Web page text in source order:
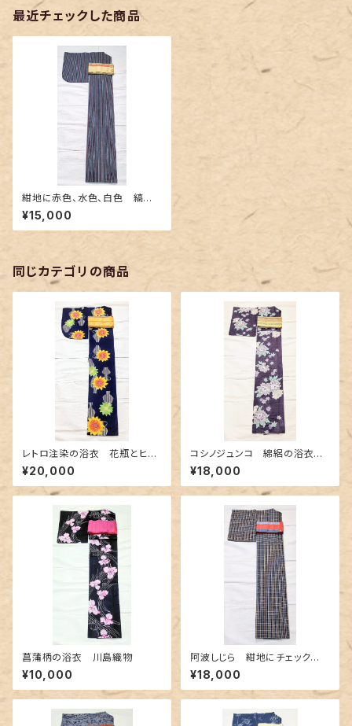
最近チェックした商品
紺地に赤色、水色、白色 縞柄
の阿波しじら織
¥15,000
同じカテゴリの商品
レトロ注染の浴衣 花瓶とヒマ
ワリ柄
¥20,000
コシノジュンコ 綿絽の浴衣
シックな紫色
¥18,000
菖蒲柄の浴衣 川島織物
¥10,000
阿波しじら 紺地にチェック
柄〜赤色とクリーム色〜
¥18,000